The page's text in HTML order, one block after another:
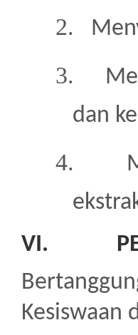
2.
3.
dan
4.
VI.
Kesiswaan